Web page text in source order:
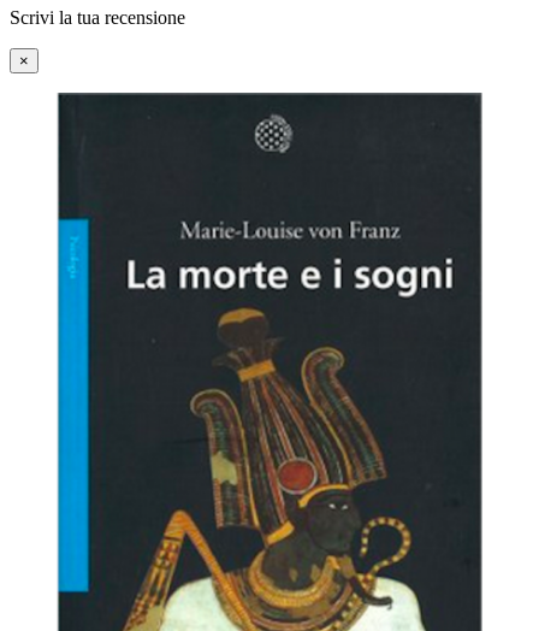
Scrivi la tua recensione
×